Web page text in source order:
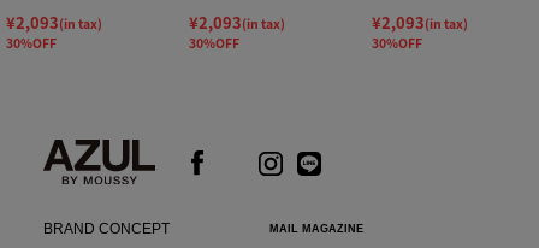
¥2,093(in tax)
30%OFF
¥2,093(in tax)
30%OFF
¥2,093(in tax)
30%OFF
BRAND CONCEPT
MAIL MAGAZINE